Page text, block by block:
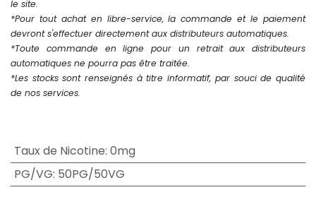
le site.
*Pour tout achat en libre-service, la commande et le paiement
devront s'effectuer directement aux distributeurs automatiques.
*Toute commande en ligne pour un retrait aux distributeurs
automatiques ne pourra pas être traitée.
*Les stocks sont renseignés à titre informatif, par souci de qualité
de nos services.
Taux de Nicotine: 0mg
PG/VG: 50PG/50VG